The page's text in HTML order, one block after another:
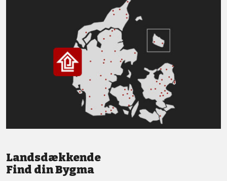
Landsdækkende
Find din Bygma